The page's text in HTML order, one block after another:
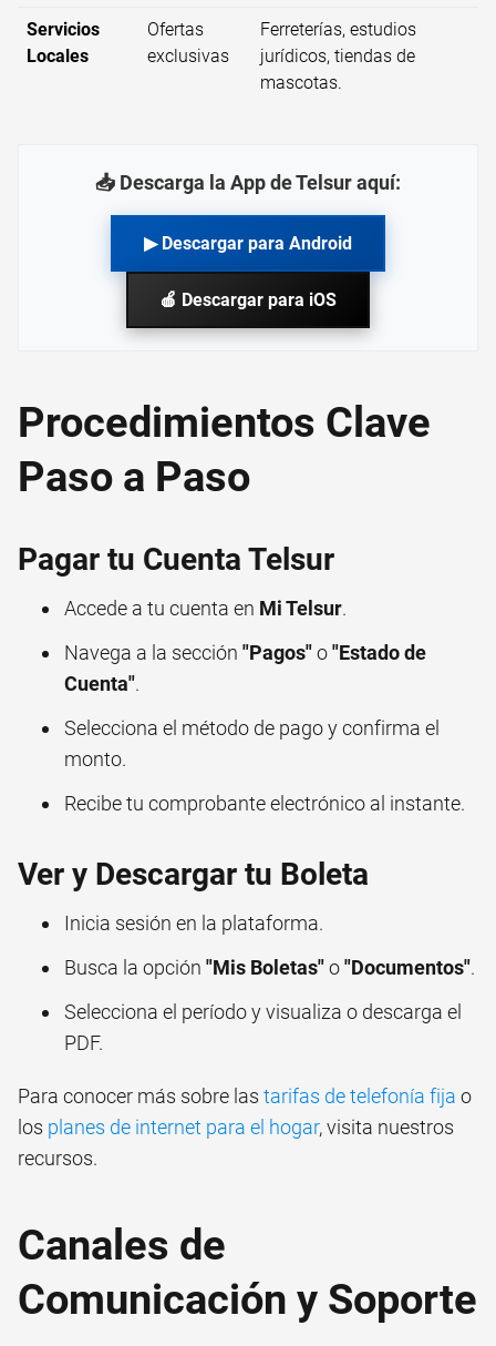
Servicios
Locales
Ofertas
exclusivas
Ferreterías, estudios
jurídicos, tiendas de
mascotas.
📥 Descarga la App de Telsur aquí:
▶ Descargar para Android
🍎 Descargar para iOS
Procedimientos Clave
Paso a Paso
Pagar tu Cuenta Telsur
Accede a tu cuenta en Mi Telsur.
Navega a la sección "Pagos"o"Estado de
Cuenta".
Selecciona el método de pago y confirma el
monto.
Recibe tu comprobante electrónico al instante.
Ver y Descargar tu Boleta
Inicia sesión en la plataforma.
Busca la opción "Mis Boletas"o"Documentos".
Selecciona el período y visualiza o descarga el
PDF.
Para conocer más sobre las tarifas de telefonía fija o
los planes de internet para el hogar, visita nuestros
recursos.
Canales de
Comunicación y Soporte